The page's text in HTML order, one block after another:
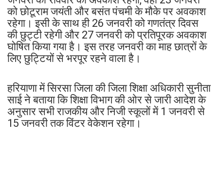
को छोटूराम जयंती और बसंत पंचमी के मौके पर अवकाश
रहेगा। इसी के साथ ही 26 जनवरी को गणतंत्र दिवस
की छुट्टी रहेगी और 27 जनवरी को प्रतिपूरक अवकाश
घोषित किया गया है। इस तरह जनवरी का माह छात्रों के
लिए छुट्टियों से भरपूर रहने वाला है।
हरियाणा में सिरसा जिला की जिला शिक्षा अधिकारी सुनीता
साई ने बताया कि शिक्षा विभाग की ओर से जारी आदेश के
अनुसार सभी राजकीय और निजी स्कूलों में 1 जनवरी से
15 जनवरी तक विंटर वेकेशन रहेगा।